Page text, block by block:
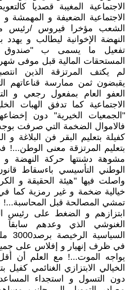
الاجتماعية المغيبة قصديا
الاجتماعية الضعيفة و المهمشة
الشعب مؤخرا فيروس /
النهضة الإخوانية ليطالب و
تفعيل ما يسمى ب "صندوق
المستحقات المالية قبل موفى
لم يكتف المرتزقة الذين
يقبضون ثمن ممارسة قناعاتهم
العفو العام بمفعول رجعي و
الاجتماعية كما تدفق الهبات
"الجمعيات الخيرية" دون
فالاموال الضخمة التي صرفت
كفيلة بتعليم البقر فن البلاغة
بتعليم المرتزقة معنى الوطن...!
مشوهة دشنتها حركة النهضة و
الوطني التأسيسي باءسقاط
واصلت فيها "هيئة الحقيقة و
خيالية ضخمة و غير رمزية كما
تمشي المصالحة قبل المحاسبة...!
ابتزازهم و الضغط على رئيس
الغنوشي الذي وعدهم سابقآ
في ظرف إنهيار و إفلاس على
يواجه الموت...! مع العلم أن
الخيالي الابتزازي الغنائمي كفيل
دون التسول و استجداء